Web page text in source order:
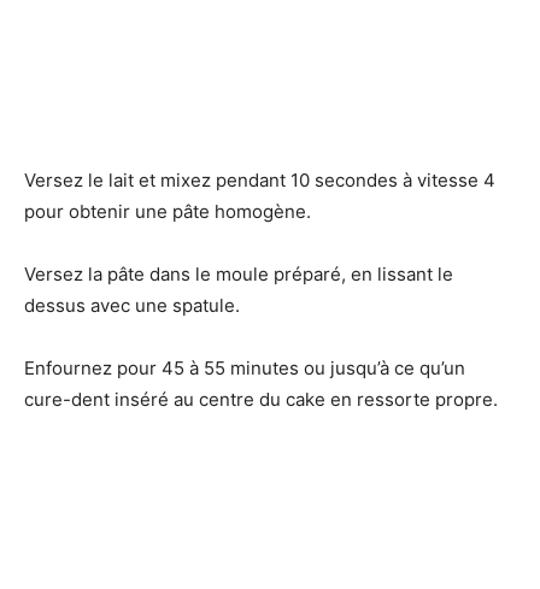
Versez le lait et mixez pendant 10 secondes à vitesse 4
pour obtenir une pâte homogène.
Versez la pâte dans le moule préparé, en lissant le
dessus avec une spatule.
Enfournez pour 45 à 55 minutes ou jusqu’à ce qu’un
cure-dent inséré au centre du cake en ressorte propre.